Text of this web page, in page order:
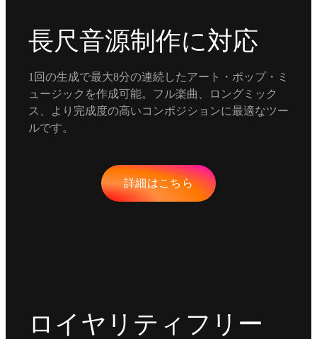
長尺音源制作に対応
1回の生成で最大8分の連続したアート・ポップ・ミ
ュージックを作成可能。フル楽曲、ロングミック
ス、より完成度の高いコンポジションに最適なツー
ルです。
詳細はこちら
ロイヤリティフリー